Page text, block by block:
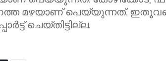
മഴയാണ് പെയ്യുന്നത്.
ചെയ്തിട്ടില്ല.